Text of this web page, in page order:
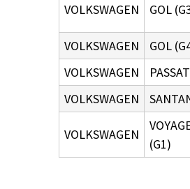
VOLKSWAGEN GOL
VOLKSWAGEN
GOL
VOLKSWAGEN
PASSAT
VOLKSWAGEN
VOLKSWAGEN
(G1)